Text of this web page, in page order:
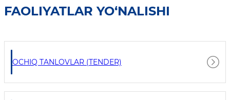
FAOLIYATLAR YO‘NALISHI
OCHIQ TANLOVLAR (TENDER)